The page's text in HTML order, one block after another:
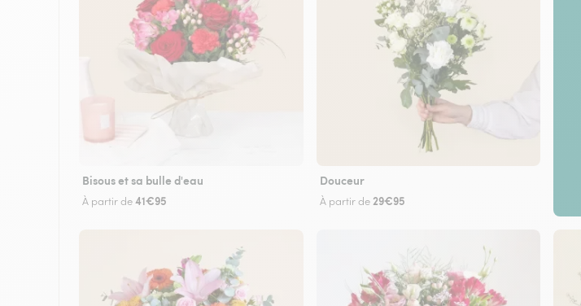
Bisous et sa bulle d'eau
À partir de41€95
Douceur
À partir de 29€95